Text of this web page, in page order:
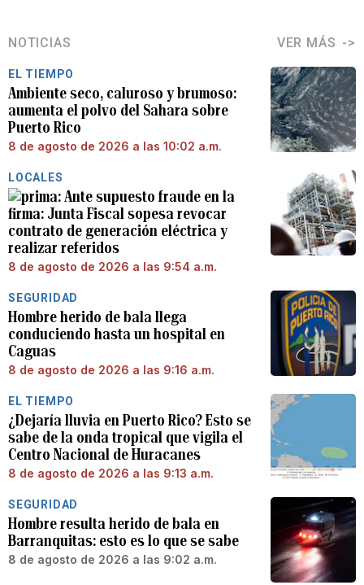
NOTICIAS VER MÁS
EL TIEMPO
Ambiente seco, caluroso y brumoso:
aumenta el polvo del Sahara sobre
Puerto Rico
8 de agosto de 2026 a las 10:02 a.m.
LOCALES
Ante supuesto fraude en la
firma: Junta Fiscal sopesa revocar
contrato de generación eléctrica y
realizar referidos
8 de agosto de 2026 a las 9:54 a.m.
SEGURIDAD
Hombre herido de bala llega
conduciendo hasta un hospital en
Caguas
8 de agosto de 2026 a las 9:16 a.m.
EL TIEMPO
¿Dejaría lluvia en Puerto Rico? Esto se
sabe de la onda tropical que vigila el
Centro Nacional de Huracanes
8 de agosto de 2026 a las 9:13 a.m.
SEGURIDAD
Hombre resulta herido de bala en
Barranquitas: esto es lo que se sabe
8 de agosto de 2026 a las 9:02 a.m.